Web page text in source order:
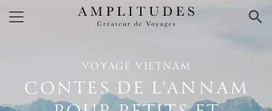
×
VOYAGE VIETNAM
CONTES DE L'ANNAM